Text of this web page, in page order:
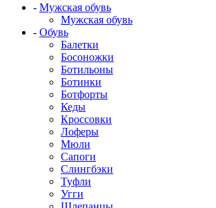
- Мужская обувь
Мужская обувь
- Обувь
Балетки
Босоножки
Ботильоны
Ботинки
Ботфорты
Кеды
Кроссовки
Лоферы
Мюли
Сапоги
Слингбэки
Туфли
Угги